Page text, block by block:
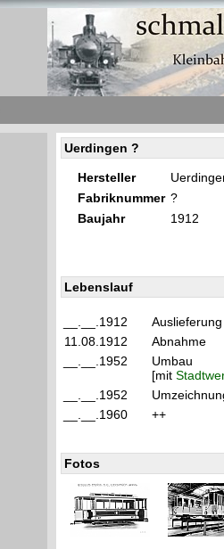
Uerdingen ?
Hersteller
Fabriknummer ?
Baujahr
1912
Lebenslauf
__.__.1912
11.08.1912
Abnahme
__.__.1952
Umbau
[mit
__.__.1952
__.__.1960
++
Fotos